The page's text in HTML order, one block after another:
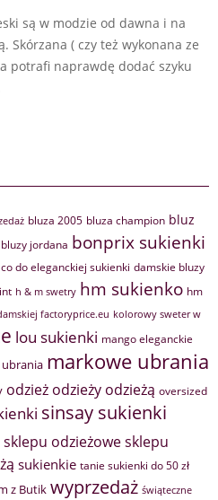
są w modzie od dawna i na
Skórzana ( czy też wykonana ze
potrafi naprawdę dodać szyku
bluza 2005 bluza champion bluz
bluzy jordana bonprix sukienki
co do eleganckiej sukienki damskie bluzy
h & m swetry hm sukienko hm
factoryprice.eu kolorowy sweter w
lou sukienki mango eleganckie
markowe ubrania
odzież odzieży odzieżą oversized
sinsay sukienki
sklepu odzieżowesklepu
sukienkie tanie sukienki do 50 zł
z Butik wyprzedaż świąteczne